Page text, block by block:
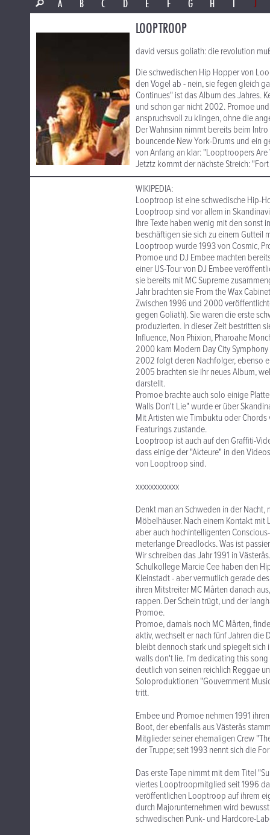
LOOPTROOP
david versus goliath: die revolution
Die schwedischen Hip Hopper von
den Vogel ab - nein, sie fegen gleich
Continues" ist das Album des Jahres.
und schon gar nicht 2002. Promoe
anspruchsvoll zu klingen, ohne die
Der Wahnsinn nimmt bereits beim
bouncende New York-Drums und ein
von Anfang an klar: "Looptroopers Are
Jetztz kommt der nächste Streich:
WIKIPEDIA:
Looptroop ist eine schwedische Hip-
Looptroop sind vor allem in
Ihre Texte haben wenig mit den sonst
beschäftigen sie sich zu einem Gutteil
Looptroop wurde 1993 von Cosmic,
Promoe und DJ Embee machten
einer US-Tour von DJ Embee
sie bereits mit MC Supreme
Jahr brachten sie From the Wax
Zwischen 1996 und 2000
gegen Goliath). Sie waren die erste
produzierten. In dieser Zeit bestritten
Influence, Non Phixion, Pharoahe
2000 kam Modern Day City
2002 folgt deren Nachfolger, ebenso
2005 brachten sie ihr neues Album,
darstellt.
Promoe brachte auch solo einige
Walls Don't Lie" wurde er über
Mit Artisten wie Timbuktu oder
Featurings zustande.
Looptroop ist auch auf den Graffiti-
dass einige der "Akteure" in den
von Looptroop sind.
xxxxxxxxxxxx
Denkt man an Schweden in der
Möbelhäuser. Nach einem Kontakt
aber auch hochintelligenten
meterlange Dreadlocks. Was ist
Wir schreiben das Jahr 1991 in
Schulkollege Marcie Cee haben den
Kleinstadt - aber vermutlich gerade
ihren Mitstreiter MC Mårten danach
rappen. Der Schein trügt, und der
Promoe.
Promoe, damals noch MC Mårten,
aktiv, wechselt er nach fünf Jahren die
bleibt dennoch stark und spiegelt sich
walls don't lie. I'm dedicating this
deutlich von seinen reichlich Reggae
Soloproduktionen "Gouvernment
tritt.
Embee und Promoe nehmen 1991
Boot, der ebenfalls aus Västerås
Mitglieder seiner ehemaligen Crew
der Truppe; seit 1993 nennt sich die
Das erste Tape nimmt mit dem Titel
viertes Looptroopmitglied seit 1996
veröffentlichen Looptroop auf ihrem
durch Majorunternehmen wird
schwedischen Punk- und Hardcore-